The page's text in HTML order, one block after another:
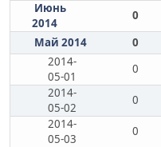
Июнь
2014
0
Май 2014
0
2014-
05-01
0
2014-
05-02
0
2014-
05-03
0